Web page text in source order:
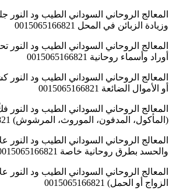
المعالج الروحاني السوداني الطيب ود النور
وزيادة الزبائن في المحل 0015065166821
المعالج الروحاني السوداني الطيب ود النور
أوراد وأسماء روحانية 0015065166821
المعالج الروحاني السوداني الطيب ود النور
أو الأموال الضائعة 0015065166821
المعالج الروحاني السوداني الطيب ود النور
(المأكول، المدفون، الموروث، المرشوش) 0015065166821
المعالج الروحاني السوداني الطيب ود النور
والحسد بطرق روحانية خاصة 0015065166821
المعالج الروحاني السوداني الطيب ود النور
الزواج أو الحمل) 0015065166821